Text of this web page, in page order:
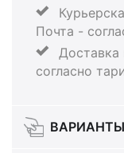
Почта -
Доставка
согласно